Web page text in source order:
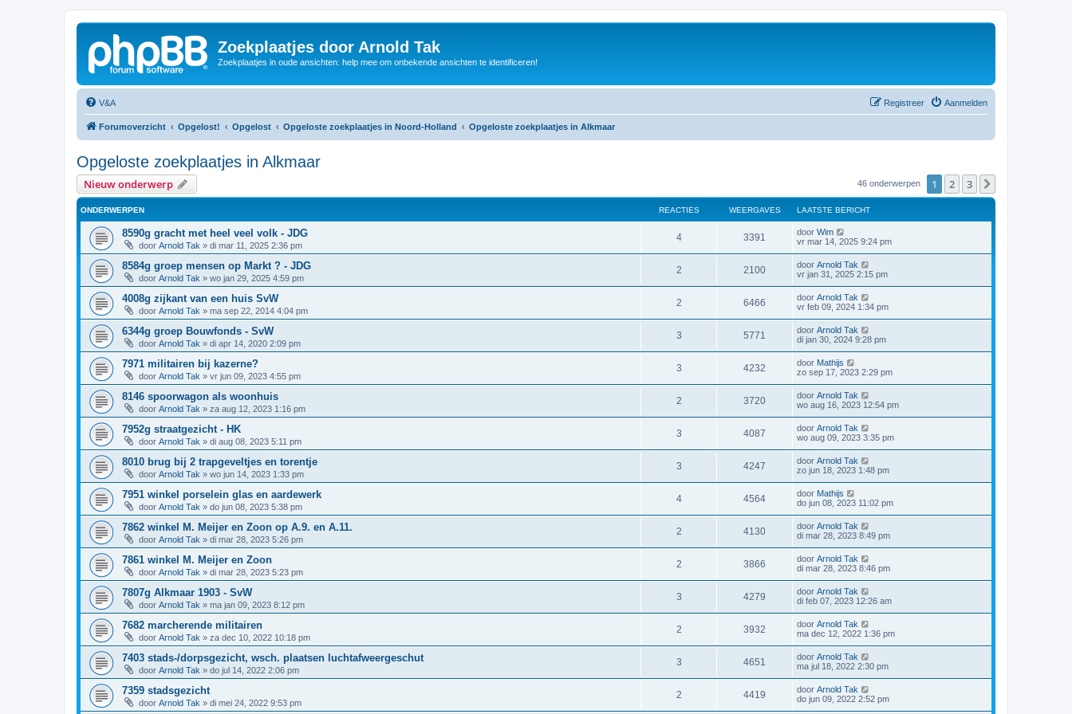
Zoekplaatjes door Arnold Tak
Zoekplaatjes in oude ansichten: help mee om onbekende ansichten te identificeren!
V&A Aanmelden
Registreer
Forumoverzicht Opgelost! Opgelost Opgeloste zoekplaatjes in Noord-Holland Opgeloste zoekplaatjes in Alkmaar
Opgeloste zoekplaatjes in Alkmaar
Nieuw onderwerp 46 onderwerpen 1 2 3
ONDERWERPEN REACTIES WEERGAVES LAATSTE BERICHT
8590g gracht met heel veel volk - JDG
door Arnold Tak » di mar 11, 2025 2:36 pm
4 3391 door Wim
vr mar 14, 2025 9:24 pm
8584g groep mensen op Markt ? - JDG
door Arnold Tak » wo jan 29, 2025 4:59 pm
2 2100 door Arnold Tak
vr jan 31, 2025 2:15 pm
4008g zijkant van een huis SvW
door Arnold Tak » ma sep 22, 2014 4:04 pm
2 6466 door Arnold Tak
vr feb 09, 2024 1:34 pm
6344g groep Bouwfonds - SvW
door Arnold Tak » di apr 14, 2020 2:09 pm
3 5771 door Arnold Tak
di jan 30, 2024 9:28 pm
7971 militairen bij kazerne?
door Arnold Tak » vr jun 09, 2023 4:55 pm
3 4232 door Mathijs
zo sep 17, 2023 2:29 pm
8146 spoorwagon als woonhuis
door Arnold Tak » za aug 12, 2023 1:16 pm
2 3720 door Arnold Tak
wo aug 16, 2023 12:54 pm
7952g straatgezicht - HK
door Arnold Tak » di aug 08, 2023 5:11 pm
3 4087 door Arnold Tak
wo aug 09, 2023 3:35 pm
8010 brug bij 2 trapgeveltjes en torentje
door Arnold Tak » wo jun 14, 2023 1:33 pm
3 4247 door Arnold Tak
zo jun 18, 2023 1:48 pm
7951 winkel porselein glas en aardewerk
door Arnold Tak » do jun 08, 2023 5:38 pm
4 4564 door Mathijs
do jun 08, 2023 11:02 pm
7862 winkel M. Meijer en Zoon op A.9. en A.11.
door Arnold Tak » di mar 28, 2023 5:26 pm
2 4130 door Arnold Tak
di mar 28, 2023 8:49 pm
7861 winkel M. Meijer en Zoon
door Arnold Tak » di mar 28, 2023 5:23 pm
2 3866 door Arnold Tak
di mar 28, 2023 8:46 pm
7807g Alkmaar 1903 - SvW
door Arnold Tak » ma jan 09, 2023 8:12 pm
3 4279 door Arnold Tak
di feb 07, 2023 12:26 am
7682 marcherende militairen
door Arnold Tak » za dec 10, 2022 10:18 pm
2 3932 door Arnold Tak
ma dec 12, 2022 1:36 pm
7403 stads-/dorpsgezicht, wsch. plaatsen luchtafweergeschut
door Arnold Tak » do jul 14, 2022 2:06 pm
3 4651 door Arnold Tak
ma jul 18, 2022 2:30 pm
7359 stadsgezicht
door Arnold Tak » di mei 24, 2022 9:53 pm
2 4419 door Arnold Tak
do jun 09, 2022 2:52 pm